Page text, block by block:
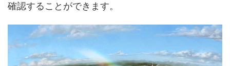
確認することができます。